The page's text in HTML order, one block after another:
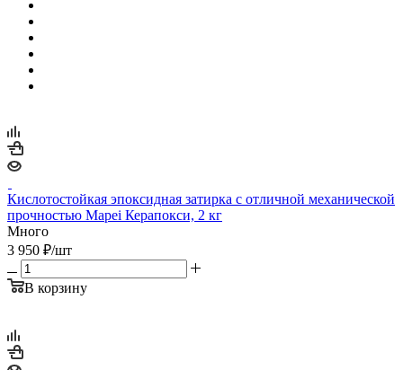
Кислотостойкая эпоксидная затирка с отличной механической
прочностью Mapei Керапокси, 2 кг
Много
3 950 ₽/шт
В корзину